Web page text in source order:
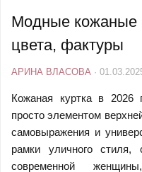
Модные кожаные
цвета, фактуры
АРИНА ВЛАСОВА ·
Кожаная куртка в 2026
просто элементом
самовыражения и
рамки уличного стиля,
современной